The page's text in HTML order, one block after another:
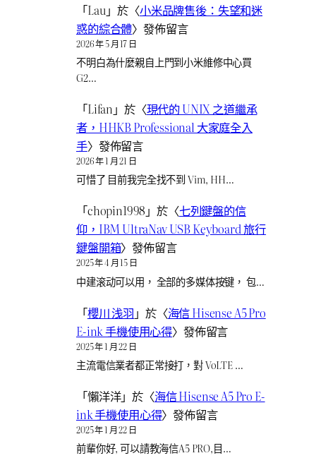
「Lau」於〈小米品牌售後：失望和迷
惑的綜合體〉發佈留言
2026 年 5 月 17 日
不明白為什麼親自上門到小米維修中心買
G2…
「Lifan 」於〈現代的 UNIX 之道繼承
者，HHKB Professional 大家庭全入
手〉發佈留言
2026 年 1 月 21 日
可惜了 目前我完全找不到 Vim, HH…
「chopin1998 」於〈七列鍵盤的信
仰，IBM UltraNav USB Keyboard 旅行
鍵盤開箱〉發佈留言
2025 年 4 月 15 日
中建滚动可以用， 全部的多媒体按键， 包…
「櫻川 浅羽 」於〈海信 Hisense A5 Pro
E-ink 手機使用心得〉發佈留言
2025 年 1 月 22 日
主流電信業者都正常接打，對 VoLTE …
「懶洋洋」於〈海信 Hisense A5 Pro E-
ink 手機使用心得〉發佈留言
2025 年 1 月 22 日
前輩你好, 可以請教海信A5 PRO,目…